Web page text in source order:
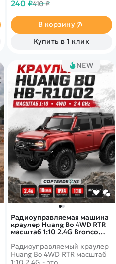
Dingo RH1651, Rocket RH1621
240 ₽410 ₽
В корзину
Купить в 1 клик
NEW
Радиоуправляемая машина
краулер Huang Bo 4WD RTR
масштаб 1:10 2.4G Bronco
Радиоуправляемый краулер
Huang Bo 4WD RTR масштаб
1:10 2.4G - это